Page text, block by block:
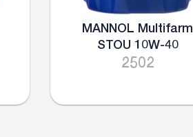
MANNOL Multifarm
STOU 10W-40
2502